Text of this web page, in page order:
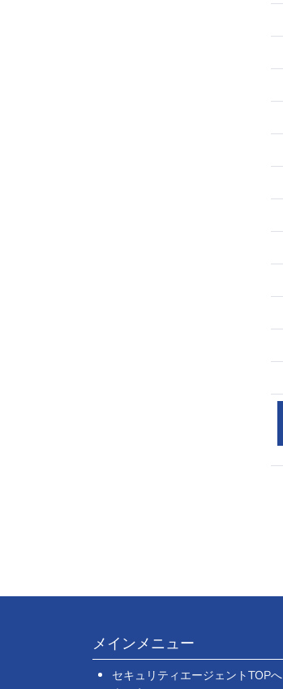
メインメニュー
セキュリティエージェントTOPへ